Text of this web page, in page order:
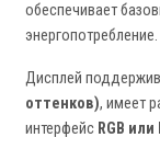
обеспечивает
энергопотребление.
Дисплей
оттенков), имеет
интерфейс RGB или